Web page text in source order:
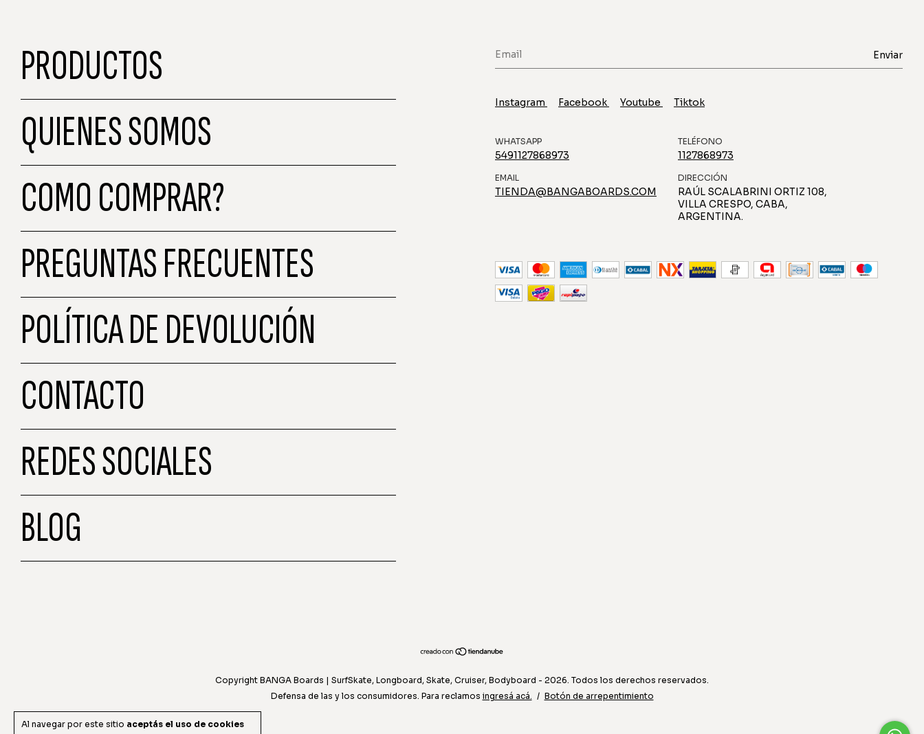
Al navegar por este sitio aceptás el uso de cookies
PRODUCTOS
QUIENES SOMOS
COMO COMPRAR?
PREGUNTAS FRECUENTES
POLÍTICA DE DEVOLUCIÓN
CONTACTO
REDES SOCIALES
BLOG
Instagram Facebook Youtube Tiktok
WHATSAPP
5491127868973
TELÉFONO
1127868973
EMAIL
TIENDA@BANGABOARDS.COM
DIRECCIÓN
RAÚL SCALABRINI ORTIZ 108,
VILLA CRESPO, CABA,
ARGENTINA.
Copyright BANGA Boards | SurfSkate, Longboard, Skate, Cruiser, Bodyboard - 2026. Todos los derechos reservados.
Defensa de las y los consumidores. Para reclamos ingresá acá. / Botón de arrepentimiento